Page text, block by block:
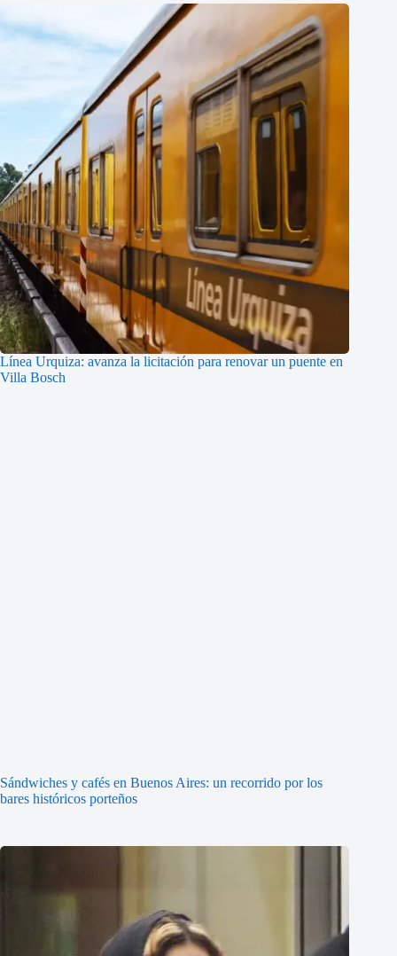
Línea Urquiza: avanza la licitación para renovar un puente en
Villa Bosch
Sándwiches y cafés en Buenos Aires: un recorrido por los
bares históricos porteños